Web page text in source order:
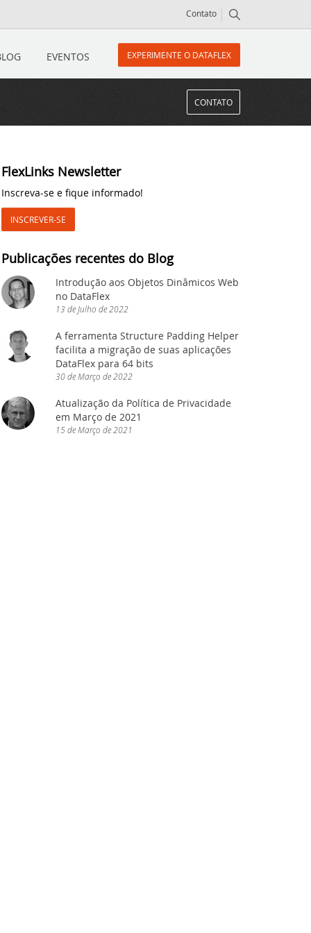
Contato
EVENTOS EXPERIMENTE O DATAFLEX
CONTATO
FlexLinks Newsletter
Inscreva-se e fique informado!
INSCREVER-SE
Publicações recentes do Blog
Introdução aos Objetos Dinâmicos Web
no DataFlex
13 deJulho de2022
A ferramenta Structure Padding Helper
facilita a migração de suas aplicações
DataFlex para 64 bits
30deMarço de2022
Atualização da Política de Privacidade
em Março de 2021
15deMarço de2021
Framework - Ação necessária!
agora!
de software
com eficiência